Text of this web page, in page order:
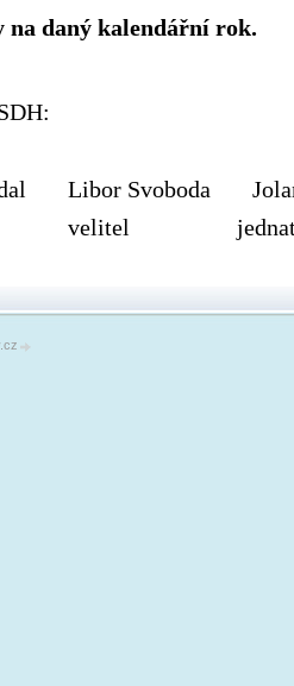
na daný kalendářní rok.
Libor Svoboda
velitel